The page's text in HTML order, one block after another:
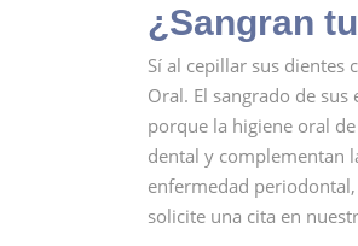
¿Sangran
Sí al cepillar sus dientes
Oral. El sangrado de
porque la higiene oral
dental y complementan
enfermedad
solicite una cita en